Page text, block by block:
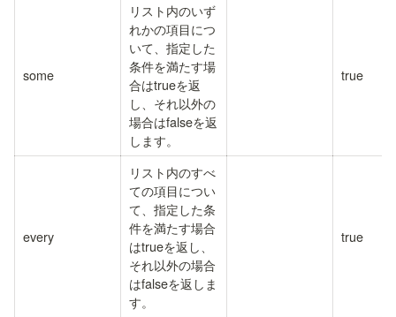
some
リスト内のいず
れかの項目につ
いて、指定した
条件を満たす場
合はtrueを返
し、それ以外の
場合はfalseを返
します。
true
every
リスト内のすべ
ての項目につい
て、指定した条
件を満たす場合
はtrueを返し、
それ以外の場合
はfalseを返しま
す。
true